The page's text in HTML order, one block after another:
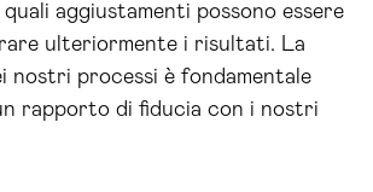
aggiustamenti possono essere
ulteriormente i risultati. La
nostri processi è fondamentale
rapporto di fiducia con i nostri